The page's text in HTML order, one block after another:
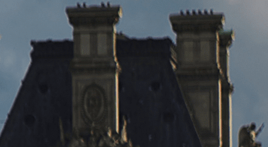
Exporter les lignes sélectionnées
Exporter toutes les colonnes
Exporter uniquement les colonnes affichées
Menu
Ajoutez un logo, un bouton, des réseaux sociaux
Cliquez pour éditer